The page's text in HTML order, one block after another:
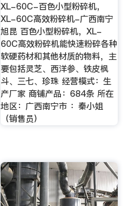
XL-60C-百色小型粉碎机，
XL-60C高效粉碎机-广西南宁
旭昆 百色小型粉碎机，XL-
60C高效粉碎机能快速粉碎各种
软硬药材和其他材质的物料，主
要包括灵芝、西洋参、铁皮枫
斗、三七、珍珠 经营模式：生
产厂家 商铺产品：684条 所在
地区：广西南宁市 ：秦小姐
（销售员）